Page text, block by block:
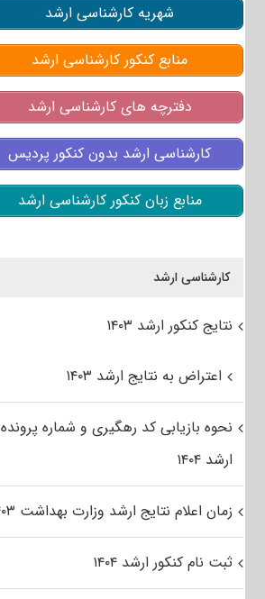
شهریه کارشناسی ارشد
منابع کنکور کارشناسی ارشد
دفترچه های کارشناسی ارشد
کارشناسی ارشد بدون کنکور پردیس
منابع زبان کنکور کارشناسی ارشد
کارشناسی ارشد
نتایج کنکور ارشد ۱۴۰۳
اعتراض به نتایج ارشد ۱۴۰۳
نحوه بازیابی کد رهگیری و شماره پرونده
ارشد ۱۴۰۴
زمان اعلام نتایج ارشد وزارت بهداشت ۱۴۰۳
ثبت نام کنکور ارشد ۱۴۰۴